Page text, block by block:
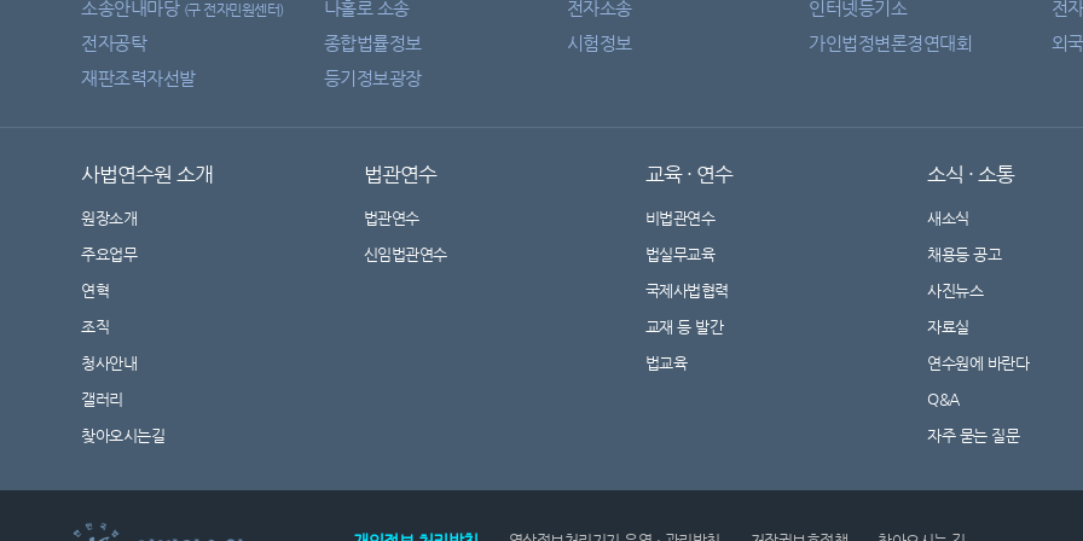
소송안내마당 (구 전자민원센터) 나홀로 소송 전자소송 인터넷등기소
전
전자공탁
종합법률정보 시험정보 가인법정변론경연대회
외
재판조력자선발
등기정보광장
사법연수원 소개
원장소개
주요업무
연혁
조직
청사안내
갤러리
찾아오시는길
법관연수
법관연수
신임법관연수
교육 · 연수
비법관연수
법실무교육
국제사법협력
교재 등 발간
법교육
소식 · 소통
새소식
채용등 공고
사진뉴스
자료실
연수원에 바란다
Q&A
자주 묻는 질문